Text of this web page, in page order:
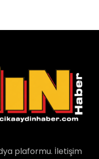
plaformu. İletişim